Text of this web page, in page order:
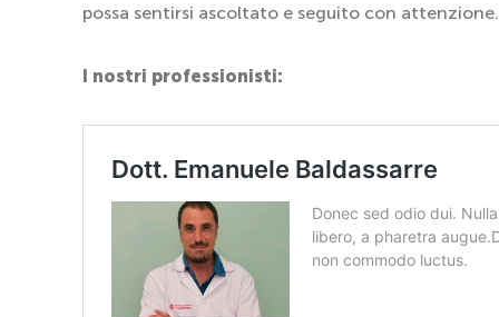
possa sentirsi ascoltato e seguito con attenzione.
I nostri professionisti: